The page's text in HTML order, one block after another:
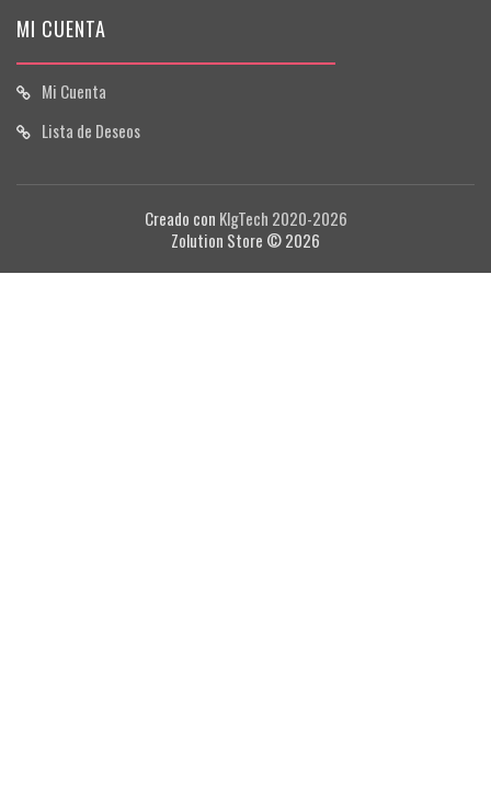
MI CUENTA
Mi Cuenta
Lista de Deseos
Creado con KlgTech 2020-2026
Zolution Store © 2026